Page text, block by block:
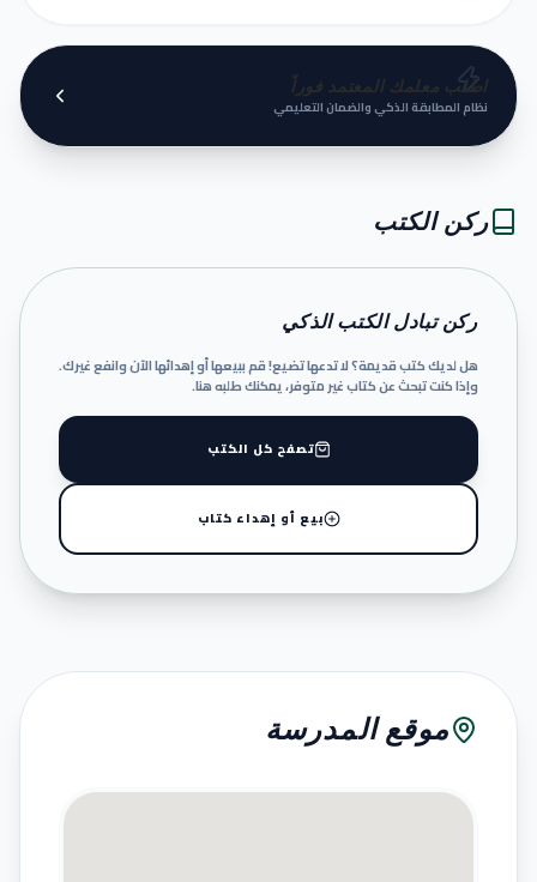
اطلب معلمك المعتمد فوراً
نظام المطابقة الذكي والضمان التعليمي
ركن الكتب
ركن تبادل الكتب الذكي
هل لديك كتب قديمة؟ لا تدعها تضيع! قم ببيعها أو إهدائها الآن وانفع غيرك.
وإذا كنت تبحث عن كتاب غير متوفر، يمكنك طلبه هنا.
تصفح كل الكتب
بيع أو إهداء كتاب
موقع المدرسة